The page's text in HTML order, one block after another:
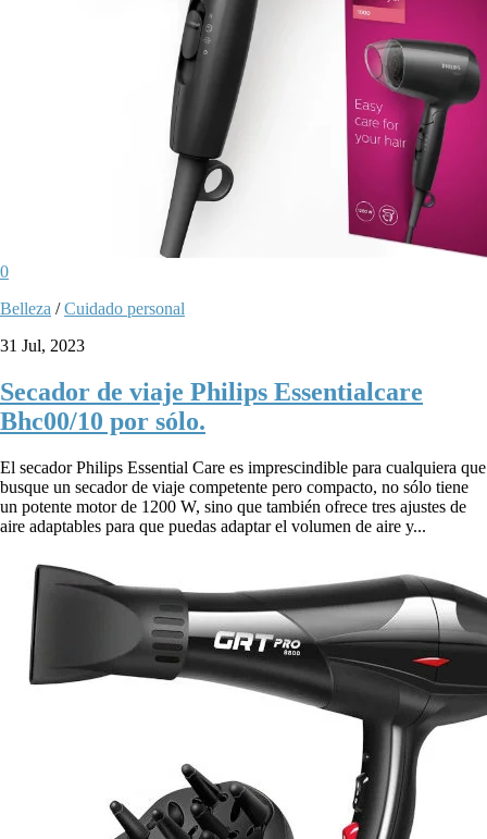
0
Belleza /Cuidado personal
31 Jul, 2023
Secador de viaje Philips Essentialcare
Bhc00/10 por sólo.
El secador Philips Essential Care es imprescindible para cualquiera que
busque un secador de viaje competente pero compacto, no sólo tiene
un potente motor de 1200 W, sino que también ofrece tres ajustes de
aire adaptables para que puedas adaptar el volumen de aire y...